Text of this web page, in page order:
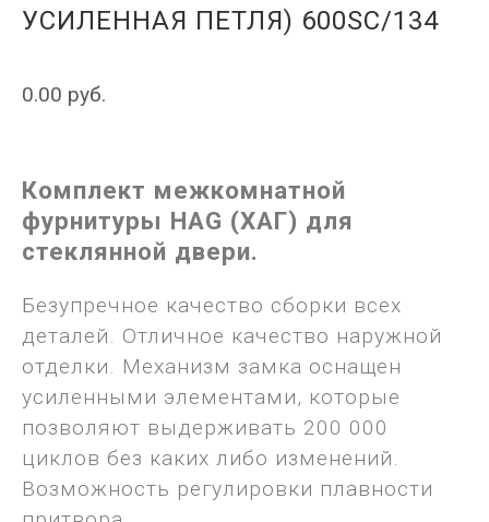
УСИЛЕННАЯ ПЕТЛЯ) 600SC/134
0.00 руб.
Комплект межкомнатной
фурнитуры HAG (ХАГ) для
стеклянной двери.
Безупречное качество сборки всех
деталей. Отличное качество наружной
отделки. Механизм замка оснащен
усиленными элементами, которые
позволяют выдерживать 200 000
циклов без каких либо изменений.
Возможность регулировки плавности